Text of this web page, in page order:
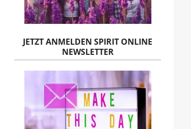
JETZT ANMELDEN SPIRIT ONLINE
NEWSLETTER